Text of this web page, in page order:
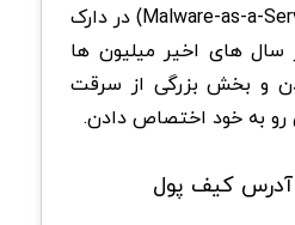
بدافزار اجاره ای (Malware-as-a-Service) در دارک
های اخیر میلیون ها
و بخش بزرگی از سرقت
رو به خود اختصاص دادن.
آدرس کیف پول